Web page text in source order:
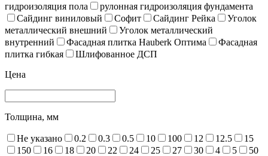
гидроизоляция пола
рулонная гидроизоляция фундамента
Сайдинг виниловый
Софит Сайдинг Рейка
Уголок
металлический внешний
Уголок металлический
внутренний
Фасадная плитка Hauberk Оптима
Фасадная
плитка гибкая
Шлифованное ДСП
Цена
Толщина, мм
Не указано 0.2 0.3 0.5 10 100 12 12.5
15
150
16 18 20 22 24 25 27 30 4 5
50